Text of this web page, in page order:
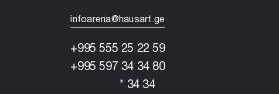
infoarena@hausart.ge
+995 555 25 22 59
+995 597 34 34 80
* 34 34